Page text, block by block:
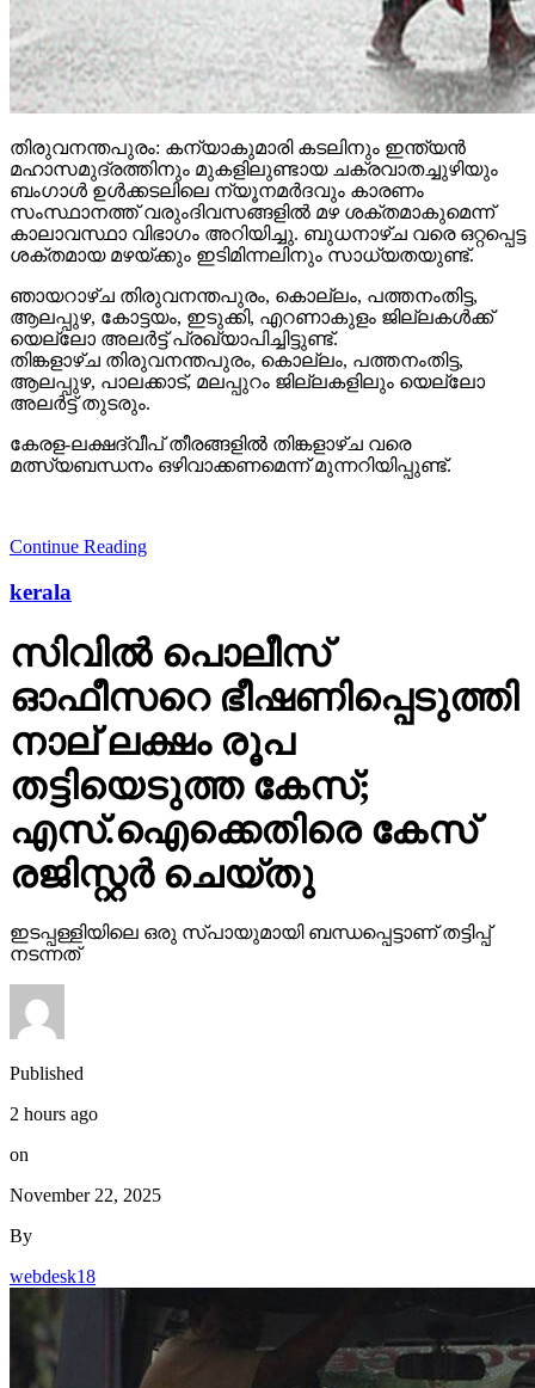
തിരുവനന്തപുരം: കന്യാകുമാരി കടലിനും ഇന്ത്യന്‍
മഹാസമുദ്രത്തിനും മുകളിലുണ്ടായ ചക്രവാതച്ചുഴിയും
ബംഗാള്‍ ഉള്‍ക്കടലിലെ ന്യൂനമര്‍ദവും കാരണം
സംസ്ഥാനത്ത് വരുംദിവസങ്ങളില്‍ മഴ ശക്തമാകുമെന്ന്
കാലാവസ്ഥാ വിഭാഗം അറിയിച്ചു. ബുധനാഴ്ച വരെ ഒറ്റപ്പെട്ട
ശക്തമായ മഴയ്ക്കും ഇടിമിന്നലിനും സാധ്യതയുണ്ട്.
ഞായറാഴ്ച തിരുവനന്തപുരം, കൊല്ലം, പത്തനംതിട്ട,
ആലപ്പുഴ, കോട്ടയം, ഇടുക്കി, എറണാകുളം ജില്ലകള്‍ക്ക്
യെല്ലോ അലര്‍ട്ട് പ്രഖ്യാപിച്ചിട്ടുണ്ട്.
തിങ്കളാഴ്ച തിരുവനന്തപുരം, കൊല്ലം, പത്തനംതിട്ട,
ആലപ്പുഴ, പാലക്കാട്, മലപ്പുറം ജില്ലകളിലും യെല്ലോ
അലര്‍ട്ട് തുടരും.
കേരള-ലക്ഷദ്വീപ് തീരങ്ങളില്‍ തിങ്കളാഴ്ച വരെ
മത്സ്യബന്ധനം ഒഴിവാക്കണമെന്ന് മുന്നറിയിപ്പുണ്ട്.
Continue Reading
kerala
സിവില്‍ പൊലീസ്
ഓഫീസറെ ഭീഷണിപ്പെടുത്തി
നാല് ലക്ഷം രൂപ
തട്ടിയെടുത്ത കേസ്;
എസ്.ഐക്കെതിരെ കേസ്
രജിസ്റ്റര്‍ ചെയ്തു
ഇടപ്പള്ളിയിലെ ഒരു സ്പായുമായി ബന്ധപ്പെട്ടാണ് തട്ടിപ്പ്
നടന്നത്
Published
2 hours ago
on
November 22, 2025
By
webdesk18